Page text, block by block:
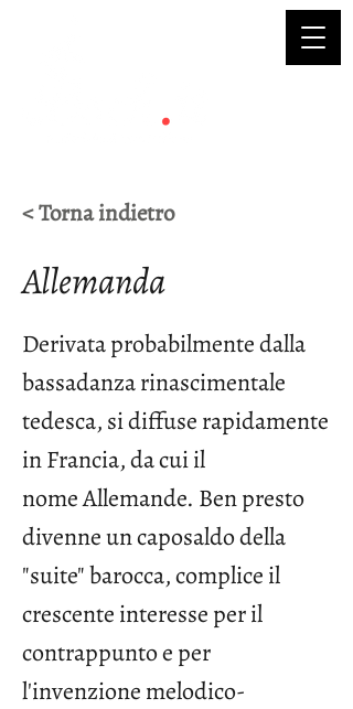
< Torna indietro
Allemanda
Derivata probabilmente dalla
bassadanza rinascimentale
tedesca, si diffuse rapidamente
in Francia, da cui il
nome Allemande. Ben presto
divenne un caposaldo della
"suite" barocca, complice il
crescente interesse per il
contrappunto e per
l'invenzione melodico-